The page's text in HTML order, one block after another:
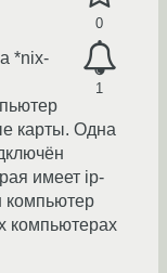
0
1
*nix-
карты. Одна
имеет ip-
компьютер
компьютерах